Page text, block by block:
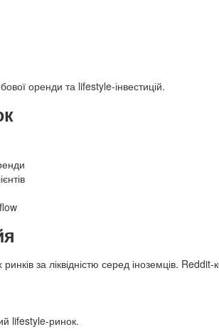
оренди та lifestyle-інвестицій.
за ліквідністю серед іноземців.
lifestyle-ринок.